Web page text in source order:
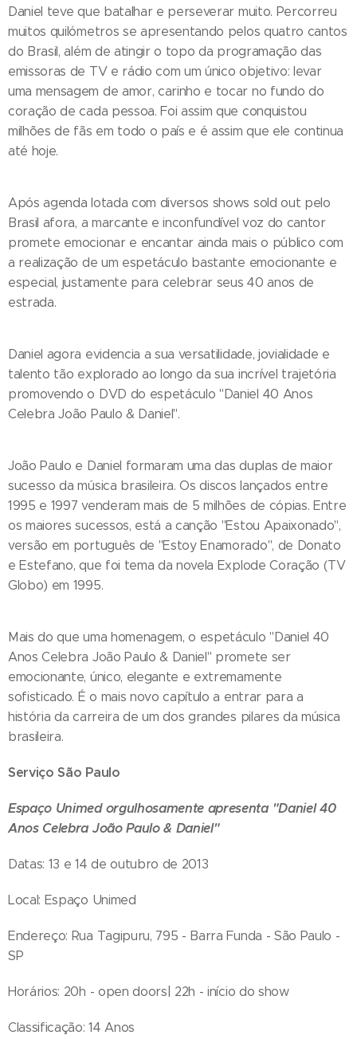
Daniel teve que batalhar e perseverar muito. Percorreu
muitos quilómetros se apresentando pelos quatro cantos
do Brasil, além de atingir o topo da programação das
emissoras de TV e rádio com um único objetivo: levar
uma mensagem de amor, carinho e tocar no fundo do
coração de cada pessoa. Foi assim que conquistou
milhões de fãs em todo o país e é assim que ele continua
até hoje.
Após agenda lotada com diversos shows sold out pelo
Brasil afora, a marcante e inconfundível voz do cantor
promete emocionar e encantar ainda mais o público com
a realização de um espetáculo bastante emocionante e
especial, justamente para celebrar seus 40 anos de
estrada.
Daniel agora evidencia a sua versatilidade, jovialidade e
talento tão explorado ao longo da sua incrível trajetória
promovendo o DVD do espetáculo "Daniel 40 Anos
Celebra João Paulo & Daniel".
João Paulo e Daniel formaram uma das duplas de maior
sucesso da música brasileira. Os discos lançados entre
1995 e 1997 venderam mais de 5 milhões de cópias. Entre
os maiores sucessos, está a canção "Estou Apaixonado",
versão em português de "Estoy Enamorado", de Donato
e Estefano, que foi tema da novela Explode Coração (TV
Globo) em 1995.
Mais do que uma homenagem, o espetáculo "Daniel 40
Anos Celebra João Paulo & Daniel" promete ser
emocionante, único, elegante e extremamente
sofisticado. É o mais novo capítulo a entrar para a
história da carreira de um dos grandes pilares da música
brasileira.
Serviço São Paulo
Espaço Unimed orgulhosamente apresenta "Daniel 40
Anos Celebra João Paulo & Daniel"
Datas: 13 e 14 de outubro de 2013
Local: Espaço Unimed
Endereço: Rua Tagipuru, 795 - Barra Funda - São Paulo -
SP
Horários: 20h - open doors| 22h - início do show
Classificação: 14 Anos